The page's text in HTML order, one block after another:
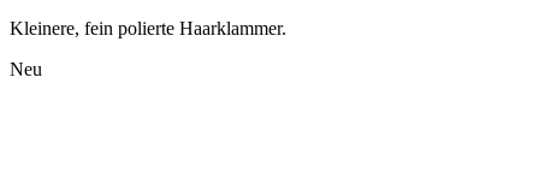
Kleinere, fein polierte Haarklammer.
Neu